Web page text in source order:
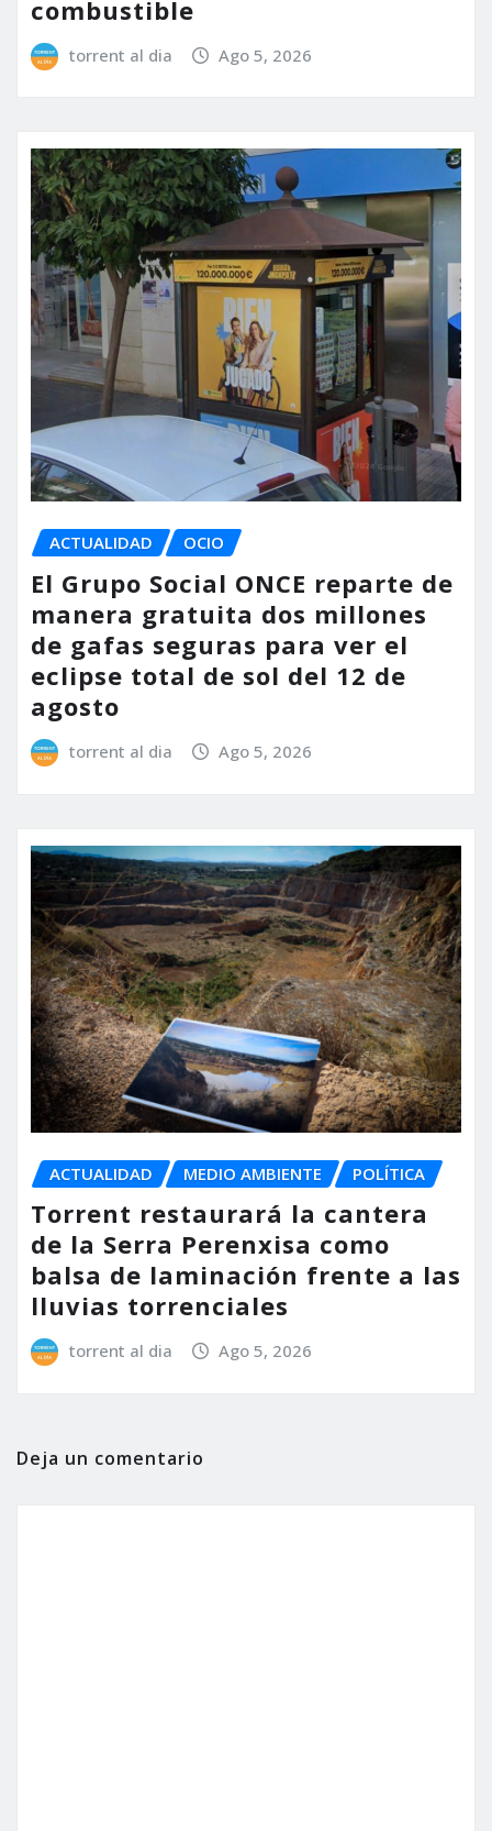
combustible
torrent al dia Ago 5, 2026
ACTUALIDAD OCIO
El Grupo Social ONCE reparte de
manera gratuita dos millones
de gafas seguras para ver el
eclipse total de sol del 12 de
agosto
torrent al dia Ago 5, 2026
ACTUALIDAD MEDIO AMBIENTE POLÍTICA
Torrent restaurará la cantera
de la Serra Perenxisa como
balsa de laminación frente a las
lluvias torrenciales
torrent al dia Ago 5, 2026
Deja un comentario